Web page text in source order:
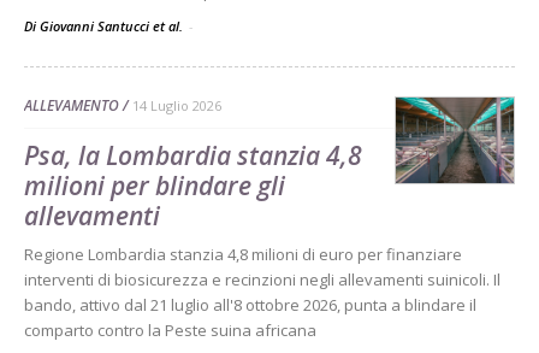
Di Giovanni Santucci et al. -
ALLEVAMENTO 14 Luglio 2026
Psa, la Lombardia stanzia 4,8
milioni per blindare gli
allevamenti
Regione Lombardia stanzia 4,8 milioni di euro per finanziare
interventi di biosicurezza e recinzioni negli allevamenti suinicoli. Il
bando, attivo dal 21 luglio all'8 ottobre 2026, punta a blindare il
comparto contro la Peste suina africana